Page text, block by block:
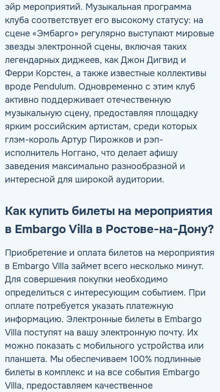
эйр мероприятий. Музыкальная программа
клуба соответствует его высокому статусу: на
сцене «Эмбарго» регулярно выступают мировые
звезды электронной сцены, включая таких
легендарных диджеев, как Джон Дигвид и
Ферри Корстен, а также известные коллективы
вроде Pendulum. Одновременно с этим клуб
активно поддерживает отечественную
музыкальную сцену, предоставляя площадку
ярким российским артистам, среди которых
глэм-король Артур Пирожков и рэп-
исполнитель Ноггано, что делает афишу
заведения максимально разнообразной и
интересной для широкой аудитории.
Как купить билеты на мероприятия
в Embargo Villa в Ростове-на-Дону?
Приобретение и оплата билетов на мероприятия
в Embargo Villa займет всего несколько минут.
Для совершения покупки необходимо
определиться с интересующим событием. При
оплате потребуется указать платежную
информацию. Электронные билеты в Embargo
Villa поступят на вашу электронную почту. Их
можно показать с мобильного устройства или
планшета. Мы обеспечиваем 100% подлинные
билеты в комплекс и на все события Embargo
Villa, предоставляем качественное